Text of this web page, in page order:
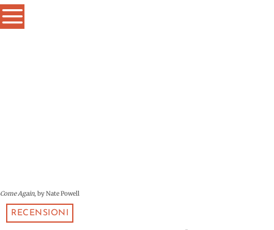
Come Again, by Nate Powell
RECENSIONI